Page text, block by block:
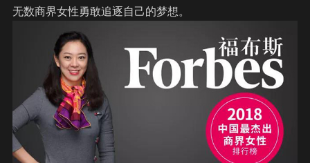
无数商界女性勇敢追逐自己的梦想。